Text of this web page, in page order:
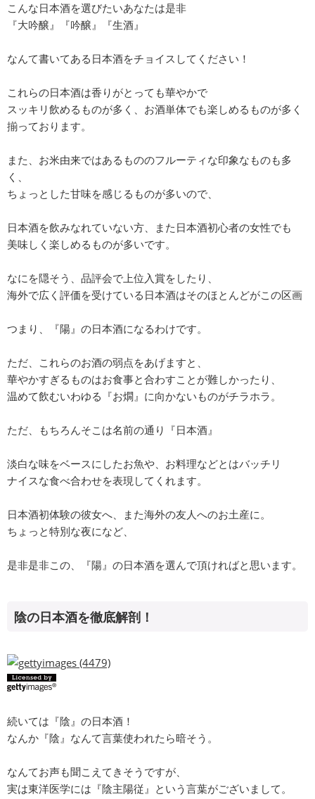
こんな日本酒を選びたいあなたは是非
『大吟醸』『吟醸』『生酒』
なんて書いてある日本酒をチョイスしてください！
これらの日本酒は香りがとっても華やかで
スッキリ飲めるものが多く、お酒単体でも楽しめるものが多く
揃っております。
また、お米由来ではあるもののフルーティな印象なものも多
く、
ちょっとした甘味を感じるものが多いので、
日本酒を飲みなれていない方、また日本酒初心者の女性でも
美味しく楽しめるものが多いです。
なにを隠そう、品評会で上位入賞をしたり、
海外で広く評価を受けている日本酒はそのほとんどがこの区画
つまり、『陽』の日本酒になるわけです。
ただ、これらのお酒の弱点をあげますと、
華やかすぎるものはお食事と合わすことが難しかったり、
温めて飲むいわゆる『お燗』に向かないものがチラホラ。
ただ、もちろんそこは名前の通り『日本酒』
淡白な味をベースにしたお魚や、お料理などとはバッチリ
ナイスな食べ合わせを表現してくれます。
日本酒初体験の彼女へ、また海外の友人へのお土産に。
ちょっと特別な夜になど、
是非是非この、『陽』の日本酒を選んで頂ければと思います。
陰の日本酒を徹底解剖！
続いては『陰』の日本酒！
なんか『陰』なんて言葉使われたら暗そう。
なんてお声も聞こえてきそうですが、
実は東洋医学には『陰主陽従』という言葉がございまして。